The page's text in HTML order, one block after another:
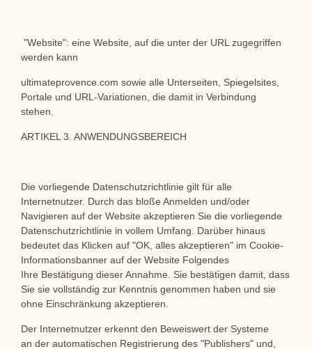
"Website": eine Website, auf die unter der URL zugegriffen
werden kann
ultimateprovence.com sowie alle Unterseiten, Spiegelsites,
Portale und URL-Variationen, die damit in Verbindung
stehen.
ARTIKEL 3. ANWENDUNGSBEREICH
Die vorliegende Datenschutzrichtlinie gilt für alle
Internetnutzer. Durch das bloße Anmelden und/oder
Navigieren auf der Website akzeptieren Sie die vorliegende
Datenschutzrichtlinie in vollem Umfang. Darüber hinaus
bedeutet das Klicken auf "OK, alles akzeptieren" im Cookie-
Informationsbanner auf der Website Folgendes
Ihre Bestätigung dieser Annahme. Sie bestätigen damit, dass
Sie sie vollständig zur Kenntnis genommen haben und sie
ohne Einschränkung akzeptieren.
Der Internetnutzer erkennt den Beweiswert der Systeme
an der automatischen Registrierung des "Publishers" und,